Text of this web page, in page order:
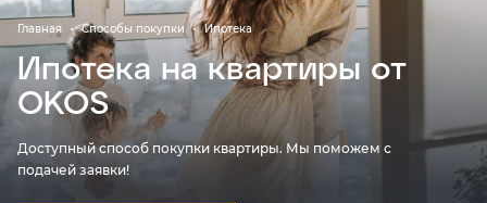
Главная Способы покупки Ипотека
Ипотека на квартиры от
OKOS
Доступный способ покупки квартиры. Мы поможем с
подачей заявки!